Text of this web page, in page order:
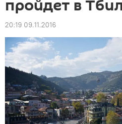
пройдет в
20:19 09.11.2016